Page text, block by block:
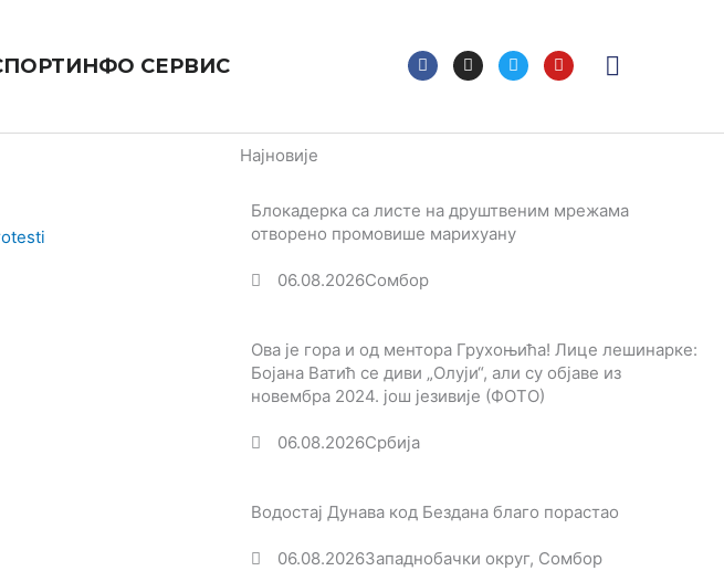
ИНФО СЕРВИС F
a
o
I
n
g
T
w
e
Y
o
b
Најновије
Блокадерка са листе на друштвеним мрежама
отворено промовише марихуану
06.08.2026Сомбор
Ова је гора и од ментора Грухоњића! Лице лешинарке:
Бојана Ватић се диви „Олуји“, али су објаве из
новембра 2024. још језивије (ФОТО)
06.08.2026Србија
Водостај Дунава код Бездана благо порастао
06.08.2026Западнобачки округ, Сомбор